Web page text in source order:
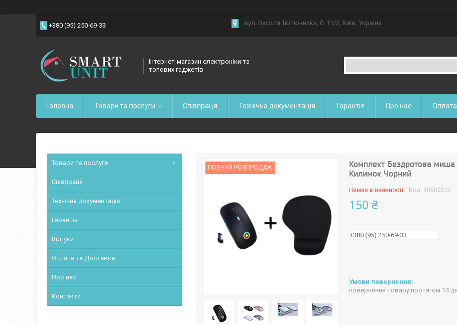
+380 (95) 250-69-33 вул. Василя Тютюнника, б. 11/2, Київ, Україна
Інтернет-магазин електроніки та
топових гаджетів
Головна Товари та послуги Співпраця Технічна документація Гарантія Про нас Оплата
ПОВНИЙ РОЗПРОДАЖ
Комплект Бездротова миша
Килимок Чорний
Немає в наявності Код: 955002/2
150 ₴
+380 (95) 250-69-33
повернення товару протягом 14
Товари та послуги
Співпраця
Технічна документація
Гарантія
Відгуки
Оплата та Доставка
Про нас
Контакти